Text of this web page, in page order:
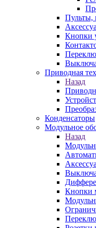
Пульты,
Кнопки
Приводная
Назад
Конденсаторы
Модульное
Назад
Кнопки